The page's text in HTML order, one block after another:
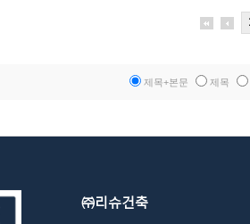
제목+본문 제목
㈜리슈건축